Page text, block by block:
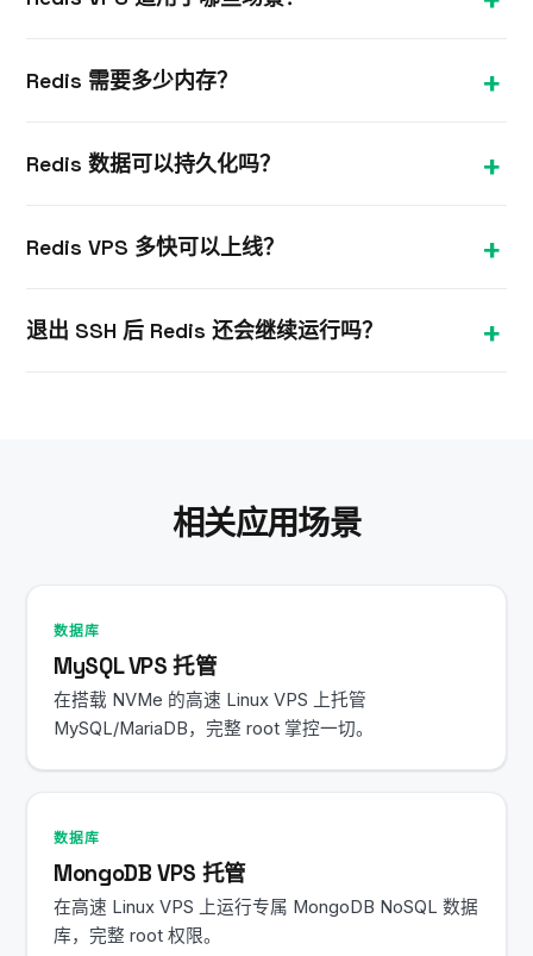
于缓存、会话管理、消息队列、限速和发布/订阅，有
Redis 需要多少内存？
过您数据集加开销的套餐。2 GB 套餐适合大多数缓存
Redis 数据可以持久化吗？
或 AOF 日志，使 Redis 数据在重启后得以保留；也可
Redis VPS 多快可以上线？
您将通过邮件收到 IP 地址和 root SSH 凭据，随即即
退出 SSH 后 Redis 还会继续运行吗？
相关应用场景
数据库
MySQL VPS 托管
在搭载 NVMe 的高速 Linux VPS 上托管
MySQL/MariaDB，完整 root 掌控一切。
数据库
MongoDB VPS 托管
在高速 Linux VPS 上运行专属 MongoDB NoSQL 数据
库，完整 root 权限。